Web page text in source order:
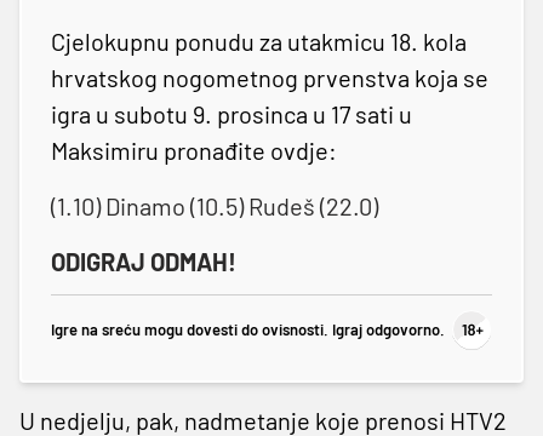
Cjelokupnu ponudu za utakmicu 18. kola
hrvatskog nogometnog prvenstva koja se
igra u subotu 9. prosinca u 17 sati u
Maksimiru pronađite ovdje:
(1.10) Dinamo (10.5) Rudeš (22.0)
ODIGRAJ ODMAH!
Igre na sreću mogu dovesti do ovisnosti. Igraj odgovorno.
U nedjelju, pak, nadmetanje koje prenosi HTV2